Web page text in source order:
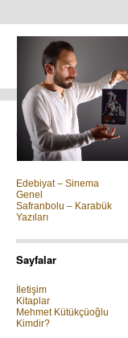
Kategoriler
Edebiyat – Sinema
Genel
Safranbolu – Karabük
Yazıları
Sayfalar
İletişim
Kitaplar
Mehmet Kütükçüoğlu
Kimdir?